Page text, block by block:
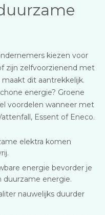
kiezen voor
zijn zelfvoorzienend met
dit aantrekkelijk.
energie? Groene
voordelen wanneer met
Essent of Eneco.
elektra komen
energie bevorder je
duurzame energie.
nauwelijks duurder